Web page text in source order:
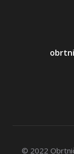
© 2022